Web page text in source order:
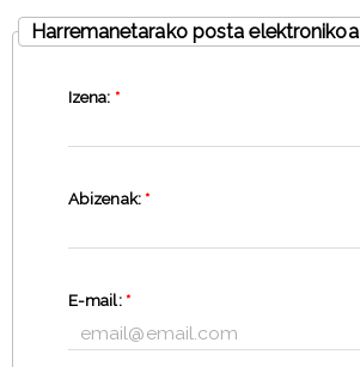
Harremanetarako posta elektronikoa
Izena: *
Abizenak: *
E-mail: *